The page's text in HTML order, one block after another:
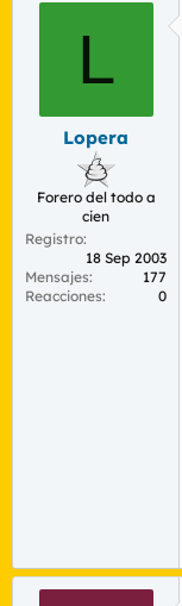
L
Lopera
Forero del todo a
cien
Registro
18 Sep 2003
Mensajes
177
Reacciones
0